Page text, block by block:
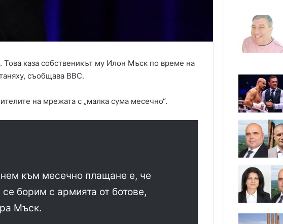
каза собственикът му Илон Мъск по време на
съобщава BBC.
на мрежата с „малка сума месечно“.
към месечно плащане е, че
борим с армията от ботове,
Мъск.